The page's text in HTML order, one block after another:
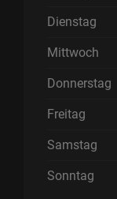
Dienstag
Mittwoch
Donnerstag
Freitag
Samstag
Sonntag